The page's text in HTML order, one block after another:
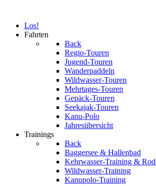
Los!
Fahrten
Back
Regio-Touren
Jugend-Touren
Wanderpaddeln
Wildwasser-Touren
Mehrtages-Touren
Gepäck-Touren
Seekajak-Touren
Kanu-Polo
Jahresübersicht
Trainings
Back
Baggersee & Hallenbad
Kehrwasser-Training &
Wildwasser-Training
Kanupolo-Training